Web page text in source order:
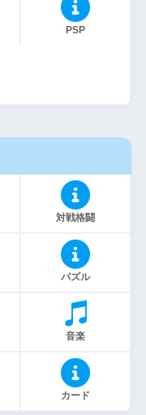
PSP
対戦格闘
パズル
音楽
カード